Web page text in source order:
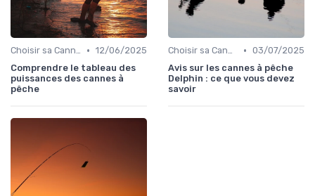
Choisir sa Canne et son Équipement • 12/06/2025
Comprendre le tableau des
puissances des cannes à
pêche
Choisir sa Canne et son Équipement • 03/07/2025
Avis sur les cannes à pêche
Delphin : ce que vous devez
savoir